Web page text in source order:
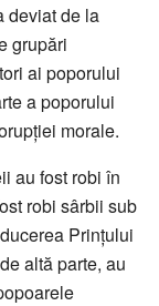
deviat de la
grupări
ai poporului
a poporului
morale.
au fost robi în
robi sârbii sub
Prințului
altă parte, au